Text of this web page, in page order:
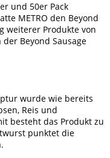
und 50er Pack
METRO den Beyond
weiterer Produkte von
Beyond Sausage
wurde wie bereits
Reis und
besteht das Produkt zu
punktet die